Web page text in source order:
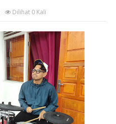
Dilihat 0 Kali